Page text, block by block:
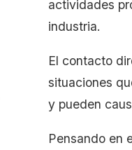
actividades
industria.
El contacto
situaciones
y pueden
Pensando en